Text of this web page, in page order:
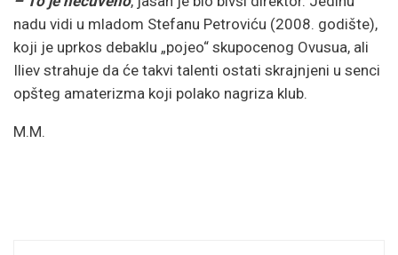
nadu vidi u mladom Stefanu Petroviću (2008. godište),
koji je uprkos debaklu „pojeo“ skupocenog Ovusua, ali
Iliev strahuje da će takvi talenti ostati skrajnjeni u senci
opšteg amaterizma koji polako nagriza klub.
M.M.